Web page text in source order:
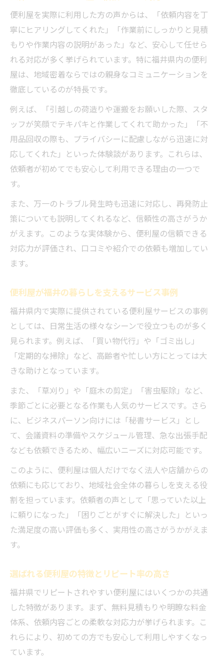
便利屋を実際に利用した方の声からは、「依頼内容を丁
寧にヒアリングしてくれた」「作業前にしっかりと見積
もりや作業内容の説明があった」など、安心して任せら
れる対応が多く挙げられています。特に福井県内の便利
屋は、地域密着ならではの親身なコミュニケーションを
徹底しているのが特長です。
例えば、「引越しの荷造りや運搬をお願いした際、スタ
ッフが笑顔でテキパキと作業してくれて助かった」「不
用品回収の際も、プライバシーに配慮しながら迅速に対
応してくれた」といった体験談があります。これらは、
依頼者が初めてでも安心して利用できる理由の一つで
す。
また、万一のトラブル発生時も迅速に対応し、再発防止
策についても説明してくれるなど、信頼性の高さがうか
がえます。このような実体験から、便利屋の信頼できる
対応力が評価され、口コミや紹介での依頼も増加してい
ます。
便利屋が福井の暮らしを支えるサービス事例
福井県内で実際に提供されている便利屋サービスの事例
としては、日常生活の様々なシーンで役立つものが多く
見られます。例えば、「買い物代行」や「ゴミ出し」
「定期的な掃除」など、高齢者や忙しい方にとっては大
きな助けとなっています。
また、「草刈り」や「庭木の剪定」「害虫駆除」など、
季節ごとに必要となる作業も人気のサービスです。さら
に、ビジネスパーソン向けには「秘書サービス」とし
て、会議資料の準備やスケジュール管理、急な出張手配
なども依頼できるため、幅広いニーズに対応可能です。
このように、便利屋は個人だけでなく法人や店舗からの
依頼にも応じており、地域社会全体の暮らしを支える役
割を担っています。依頼者の声として「思っていた以上
に頼りになった」「困りごとがすぐに解決した」といっ
た満足度の高い評価も多く、実用性の高さがうかがえま
す。
選ばれる便利屋の特徴とリピート率の高さ
福井県でリピートされやすい便利屋にはいくつかの共通
した特徴があります。まず、無料見積もりや明瞭な料金
体系、依頼内容ごとの柔軟な対応力が挙げられます。こ
れらにより、初めての方でも安心して利用しやすくなっ
ています。